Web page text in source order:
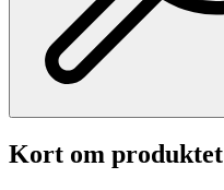
Kort om produktet